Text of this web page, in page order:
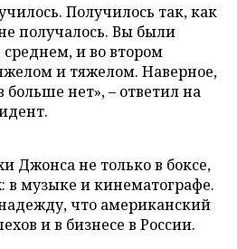
Получилось так, как
получалось. Вы были
и во втором
и тяжелом. Наверное,
больше нет», – ответил на
Джонса не только в боксе,
в музыке и кинематографе.
что американский
и в бизнесе в России.